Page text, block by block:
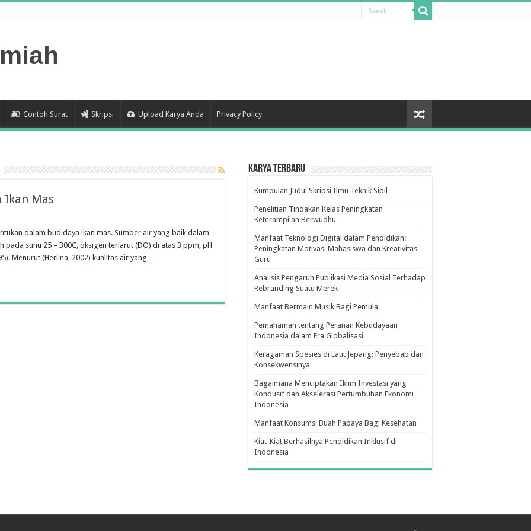
Contoh Surat Skripsi Upload Karya Anda Privacy Policy
Ikan Mas
dalam budidaya ikan mas. Sumber air yang baik dalam
suhu 25 – 300C, oksigen terlarut (DO) di atas 3 ppm, pH
Menurut (Herlina, 2002) kualitas air yang …
Karya Terbaru
Kumpulan Judul Skripsi Ilmu Teknik Sipil
Penelitian Tindakan Kelas Peningkatan
Keterampilan Berwudhu
Manfaat Teknologi Digital dalam Pendidikan:
Peningkatan Motivasi Mahasiswa dan Kreativitas
Guru
Analisis Pengaruh Publikasi Media Sosial Terhadap
Rebranding Suatu Merek
Manfaat Bermain Musik Bagi Pemula
Pemahaman tentang Peranan Kebudayaan
Indonesia dalam Era Globalisasi
Keragaman Spesies di Laut Jepang: Penyebab dan
Konsekwensinya
Bagaimana Menciptakan Iklim Investasi yang
Kondusif dan Akselerasi Pertumbuhan Ekonomi
Indonesia
Manfaat Konsumsi Buah Papaya Bagi Kesehatan
Kiat-Kiat Berhasilnya Pendidikan Inklusif di
Indonesia